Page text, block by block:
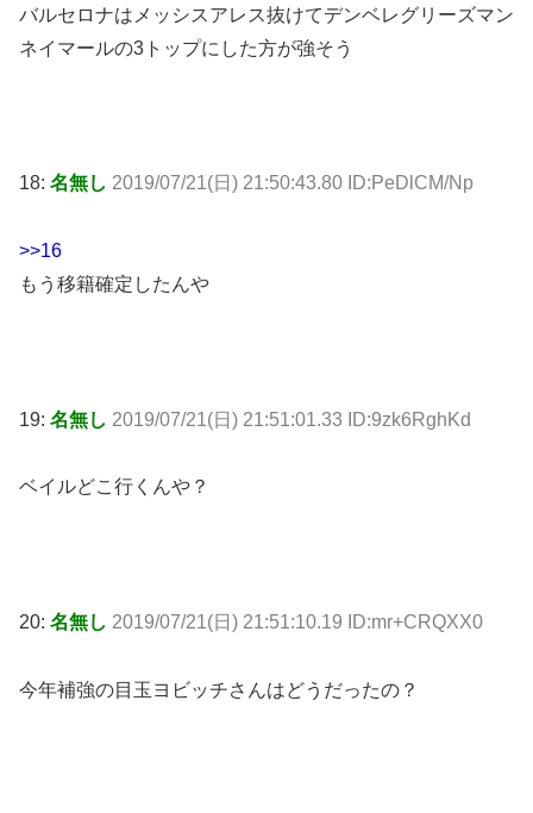
バルセロナはメッシスアレス抜けてデンベレグリーズマン
ネイマールの3トップにした方が強そう
18: 名無し 2019/07/21(日) 21:50:43.80 ID:PeDlCM/Np
>>16
もう移籍確定したんや
19: 名無し 2019/07/21(日) 21:51:01.33 ID:9zk6RghKd
ベイルどこ行くんや？
20: 名無し 2019/07/21(日) 21:51:10.19 ID:mr+CRQXX0
今年補強の目玉ヨビッチさんはどうだったの？